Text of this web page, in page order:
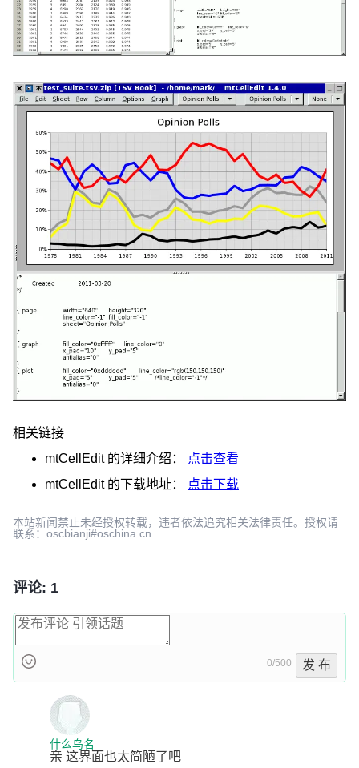
相关链接
mtCellEdit的详细介绍：
点击查看
mtCellEdit的下载地址： 点击下载
本站新闻禁止未经授权转载，违者依法追究相关法律责任。授权请
联系：oscbianji#oschina.cn
评论: 1
0/500 发 布
什么鸟名
亲 这界面也太简陋了吧